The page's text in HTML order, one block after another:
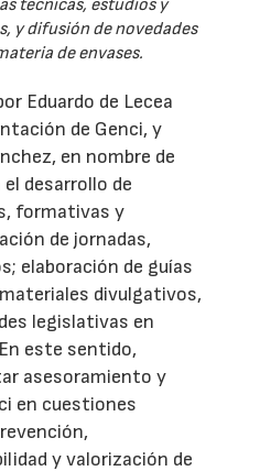
técnicas, estudios y
y difusión de novedades
de envases.
Eduardo de Lecea
de Genci, y
en nombre de
desarrollo de
formativas y
de jornadas,
elaboración de guías
divulgativos,
legislativas en
este sentido,
asesoramiento y
en cuestiones
y valorización de